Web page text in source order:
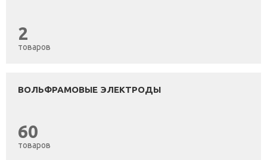
2
товаров
ВОЛЬФРАМОВЫЕ ЭЛЕКТРОДЫ
60
товаров